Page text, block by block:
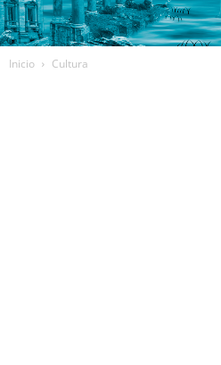
Inicio Cultura